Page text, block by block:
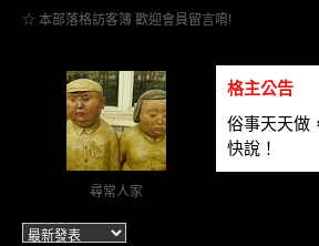
☆ 本部落格訪客簿 歡迎會員留言唷!
尋常人家
格主公告
俗事天天做
快說！